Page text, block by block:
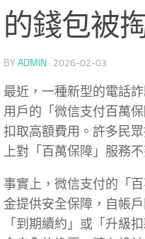
的錢包被
BY ADMIN · 2026-02-03
最近，一種新型的電話
用戶的「微信支付百萬
扣取高額費用。許多民
上對「百萬保障」服務
事實上，微信支付的「
金提供安全保障，自帳
「到期續約」或「升級